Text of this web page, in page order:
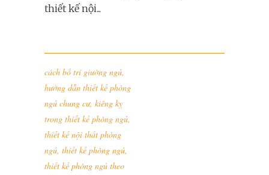
thiết kế nội...
cách bố trí giường ngủ,
hướng dẫn thiết kế phòng
ngủ chung cư, kiêng kỵ
trong thiết kế phòng ngủ,
thiết kế nội thất phòng
ngủ, thiết kế phòng ngủ,
thiết kế phòng ngủ theo